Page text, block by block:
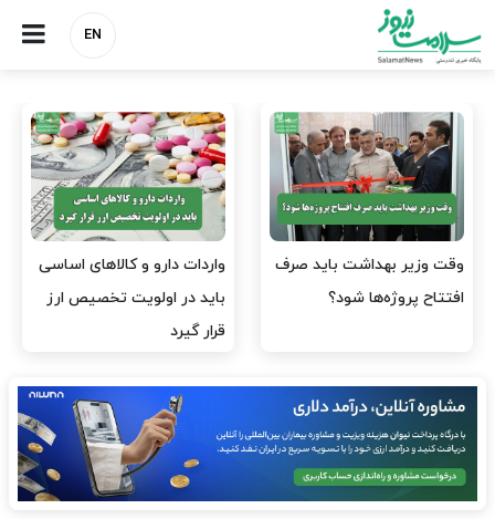
EN
وقت وزیر بهداشت باید صرف
افتتاح پروژه‌ها شود؟
واردات دارو و کالاهای اساسی
باید در اولویت تخصیص ارز
قرار گیرد